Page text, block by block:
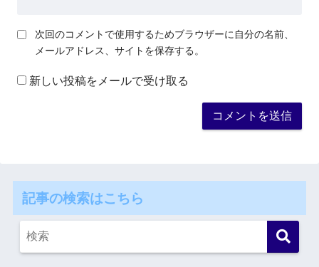
次回のコメントで使用するためブラウザーに自分の名前、
メールアドレス、サイトを保存する。
新しい投稿をメールで受け取る
記事の検索はこちら